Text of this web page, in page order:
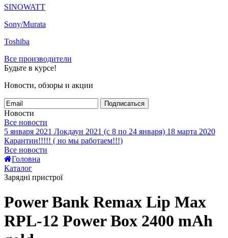
SINOWATT
Sony/Murata
Toshiba
Все производители
Будьте в курсе!
Новости, обзоры и акции
Подписаться
Новости
Все новости
5 января 2021 Локдаун 2021 (с 8 по 24 января) 18 марта 2020
Карантин!!!!! ( но мы работаем!!!)
Все новости
Головна
Каталог
Зарядні пристрої
Power Bank Remax Lip Max
RPL-12 Power Box 2400 mAh